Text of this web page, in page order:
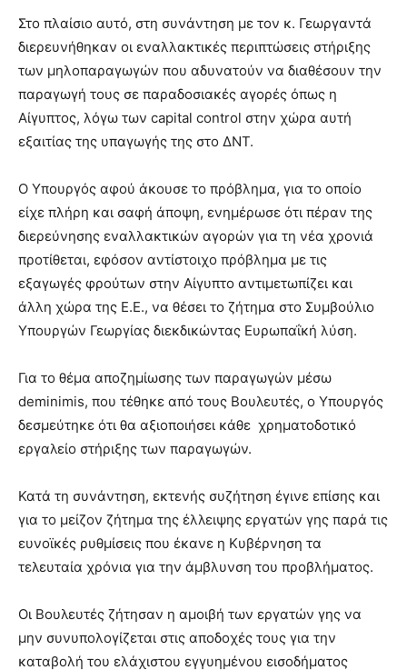
Στο πλαίσιο αυτό, στη συνάντηση με τον κ. Γεωργαντά
διερευνήθηκαν οι εναλλακτικές περιπτώσεις στήριξης
των μηλοπαραγωγών που αδυνατούν να διαθέσουν την
παραγωγή τους σε παραδοσιακές αγορές όπως η
Αίγυπτος, λόγω των capital control στην χώρα αυτή
εξαιτίας της υπαγωγής της στο ΔΝΤ.
Ο Υπουργός αφού άκουσε το πρόβλημα, για το οποίο
είχε πλήρη και σαφή άποψη, ενημέρωσε ότι πέραν της
διερεύνησης εναλλακτικών αγορών για τη νέα χρονιά
προτίθεται, εφόσον αντίστοιχο πρόβλημα με τις
εξαγωγές φρούτων στην Αίγυπτο αντιμετωπίζει και
άλλη χώρα της Ε.Ε., να θέσει το ζήτημα στο Συμβούλιο
Υπουργών Γεωργίας διεκδικώντας Ευρωπαΐκή λύση.
Για το θέμα αποζημίωσης των παραγωγών μέσω
deminimis, που τέθηκε από τους Βουλευτές, ο Υπουργός
δεσμεύτηκε ότι θα αξιοποιήσει κάθε χρηματοδοτικό
εργαλείο στήριξης των παραγωγών.
Κατά τη συνάντηση, εκτενής συζήτηση έγινε επίσης και
για το μείζον ζήτημα της έλλειψης εργατών γης παρά τις
ευνοϊκές ρυθμίσεις που έκανε η Κυβέρνηση τα
τελευταία χρόνια για την άμβλυνση του προβλήματος.
Οι Βουλευτές ζήτησαν η αμοιβή των εργατών γης να
μην συνυπολογίζεται στις αποδοχές τους για την
καταβολή του ελάχιστου εγγυημένου εισοδήματος